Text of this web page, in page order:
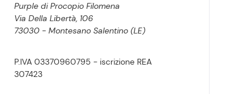
Purple di Procopio Filomena
Via Della Libertà, 106
73030 - Montesano Salentino (LE)
P.IVA 03370960795 - iscrizione REA
307423